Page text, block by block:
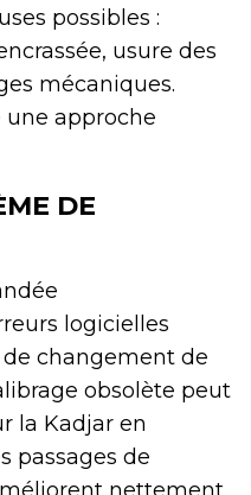
possibles :
usure des
mécaniques.
approche
DE
logicielles
changement de
obsolète peut
la Kadjar en
passages de